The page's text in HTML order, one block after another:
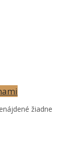
žiadne